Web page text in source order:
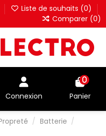
Liste de souhaits (0)
Comparer (0)
Connexion
0
Panier
Batterie